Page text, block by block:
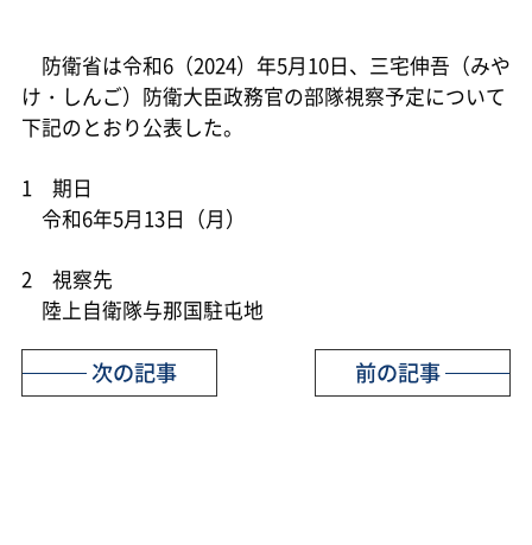
防衛省は令和6（2024）年5月10日、三宅伸吾（みや
け・しんご）防衛大臣政務官の部隊視察予定について
下記のとおり公表した。
1 期日
令和6年5月13日（月）
2 視察先
陸上自衛隊与那国駐屯地
前の記事
次の記事